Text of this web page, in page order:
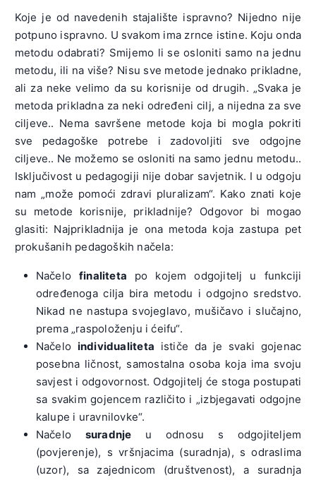
Koje je od navedenih stajalište ispravno? Nijedno nije
potpuno ispravno. U svakom ima zrnce istine. Koju onda
metodu odabrati? Smijemo li se osloniti samo na jednu
metodu, ili na više? Nisu sve metode jednako prikladne,
ali za neke velimo da su korisnije od drugih. „Svaka je
metoda prikladna za neki određeni cilj, a nijedna za sve
ciljeve.. Nema savršene metode koja bi mogla pokriti
sve pedagoške potrebe i zadovoljiti sve odgojne
ciljeve.. Ne možemo se osloniti na samo jednu metodu..
Isključivost u pedagogiji nije dobar savjetnik. I u odgoju
nam „može pomoći zdravi pluralizam“. Kako znati koje
su metode korisnije, prikladnije? Odgovor bi mogao
glasiti: Najprikladnija je ona metoda koja zastupa pet
prokušanih pedagoških načela:
Načelo finaliteta po kojem odgojitelj u funkciji
određenoga cilja bira metodu i odgojno sredstvo.
Nikad ne nastupa svojeglavo, mušičavo i slučajno,
prema „raspoloženju i ćeifu“.
Načelo individualiteta ističe da je svaki gojenac
posebna ličnost, samostalna osoba koja ima svoju
savjest i odgovornost. Odgojitelj će stoga postupati
sa svakim gojencem različito i „izbjegavati odgojne
kalupe i uravnilovke“.
Načelo suradnje u odnosu s odgojiteljem
(povjerenje), s vršnjacima (suradnja), s odraslima
(uzor), sa zajednicom (društvenost), a suradnja